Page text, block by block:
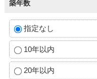
築年数
指定なし
10年以内
20年以内